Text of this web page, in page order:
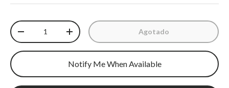
Cantidad
Disminuir cantidadAumentar cantidad Agotado
Notify Me When Available